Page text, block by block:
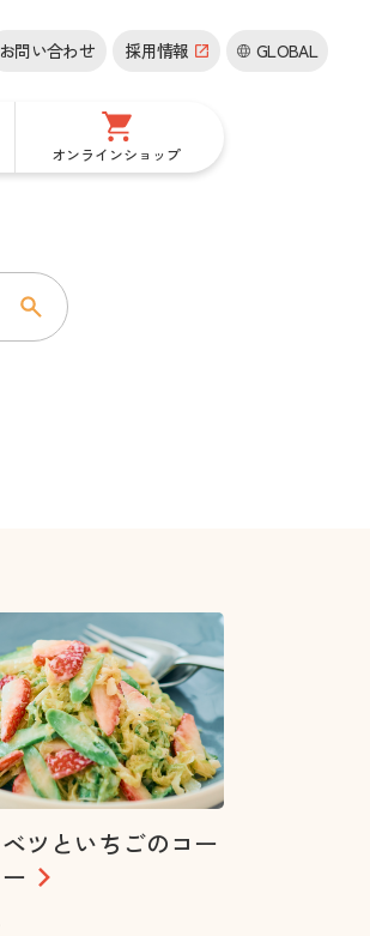
お問い合わせ 採用情報 GLOBAL
オンラインショップ
ツといちごのコー